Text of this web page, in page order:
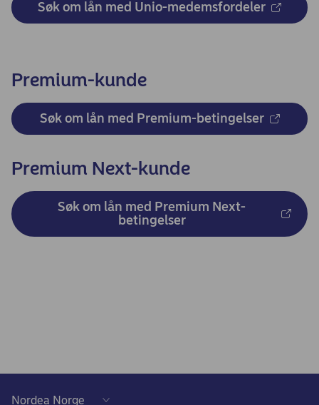
Søk om lån med Unio-medemsfordeler
Premium-kunde
Søk om lån med Premium-betingelser
Premium Next-kunde
Søk om lån med Premium Next-
betingelser